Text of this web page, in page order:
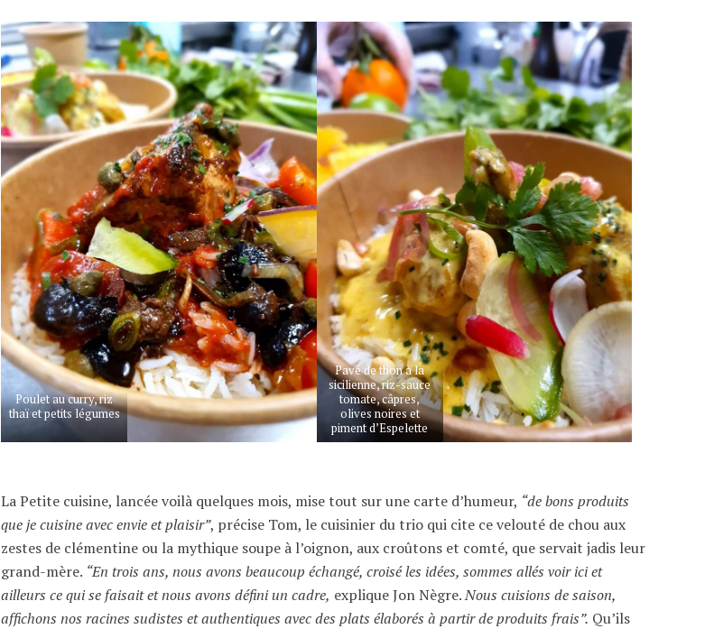
Poulet au curry, riz
thaï et petits légumes
Pavé de thon à la
sicilienne, riz-sauce
tomate, câpres,
olives noires et
piment d’Espelette
La Petite cuisine, lancée voilà quelques mois, mise tout sur une carte d’humeur, “de bons produits
que je cuisine avec envie et plaisir”, précise Tom, le cuisinier du trio qui cite ce velouté de chou aux
zestes de clémentine ou la mythique soupe à l’oignon, aux croûtons et comté, que servait jadis leur
grand-mère. “En trois ans, nous avons beaucoup échangé, croisé les idées, sommes allés voir ici et
ailleurs ce qui se faisait et nous avons défini un cadre, explique Jon Nègre.Nous cuisions de saison,
affichons nos racines sudistes et authentiques avec des plats élaborés à partir de produits frais”. Qu’ils